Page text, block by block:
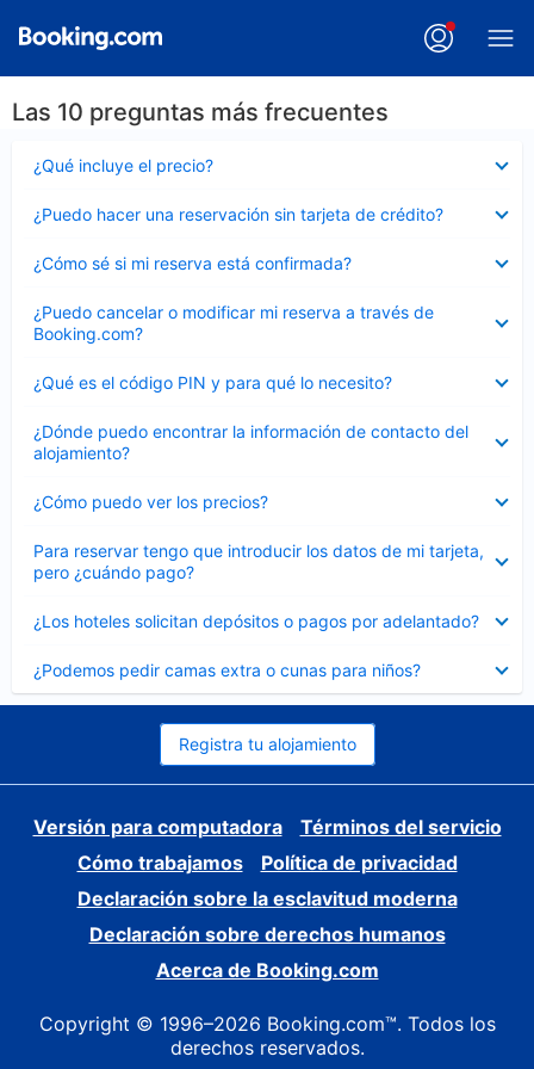
Las 10 preguntas más frecuentes
¿Qué incluye el precio?
cerrado
¿Puedo hacer una reservación sin tarjeta de crédito?
cerrado
¿Cómo sé si mi reserva está confirmada?
cerrado
¿Puedo cancelar o modificar mi reserva a través de
Booking.com?
cerrado
¿Qué es el código PIN y para qué lo necesito?
cerrado
¿Dónde puedo encontrar la información de contacto del
alojamiento?
cerrado
¿Cómo puedo ver los precios?
cerrado
Para reservar tengo que introducir los datos de mi tarjeta,
pero ¿cuándo pago?
cerrado
¿Los hoteles solicitan depósitos o pagos por adelantado?
cerrado
¿Podemos pedir camas extra o cunas para niños?
cerrado
Registra tu alojamiento
Versión para computadora
Términos del servicio
Cómo trabajamos
Política de privacidad
Declaración sobre la esclavitud moderna
Declaración sobre derechos humanos
Acerca de Booking.com
Copyright © 1996–2026 Booking.com™. Todos los
derechos reservados.